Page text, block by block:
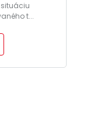
situáciu
t...